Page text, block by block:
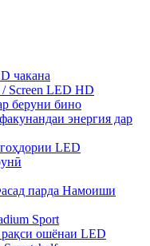
чакана
Screen LED HD
беруни бино
энергия дар
LED
парда Намоиши
Sport
ошёнаи LED